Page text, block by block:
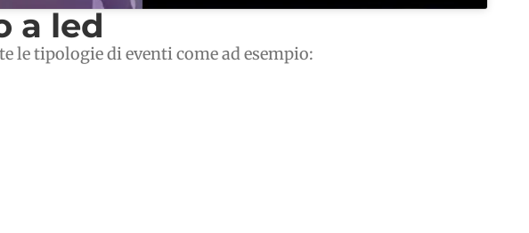
a led
le tipologie di eventi come ad esempio: